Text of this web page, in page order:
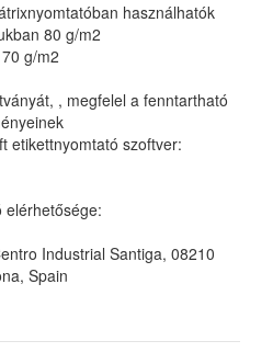
használhatók
80 g/m2
g/m2
, megfelel a fenntartható
etikettnyomtató szoftver:
elérhetősége:
Industrial Santiga, 08210
Spain